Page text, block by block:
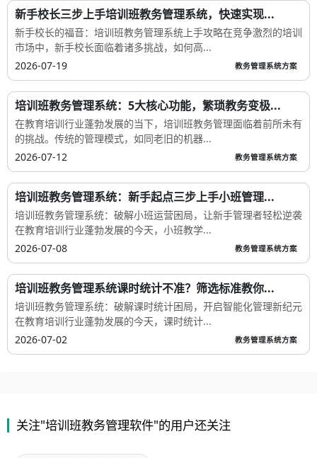
新手校长三步上手培训班教务管理系统，快速实现...
新手校长的福音：培训班教务管理系统上手攻略在竞争激烈的培训
市场中，新手校长面临着诸多挑战，如何高...
2026-07-19
教务管理系统方案
培训班教务管理系统：5大核心功能，繁琐教务变极...
在教育培训行业蓬勃发展的当下，培训班教务管理面临着前所未有
的挑战。传统的管理模式，如同老旧的机器...
2026-07-12
教务管理系统方案
培训班教务管理系统：新手起点三步上手小班管理...
培训班教务管理系统：破解小班运营困局，让新手管理者轻松逆袭
在教育培训行业蓬勃发展的今天，小班教学...
2026-07-08
教务管理系统方案
培训班教务管理系统课时统计不准？筛选标准教你...
培训班教务管理系统：破解课时统计困局，开启智能化管理新纪元
在教育培训行业蓬勃发展的今天，课时统计...
2026-07-02
教务管理系统方案
关注"培训班教务管理软件"的用户还关注